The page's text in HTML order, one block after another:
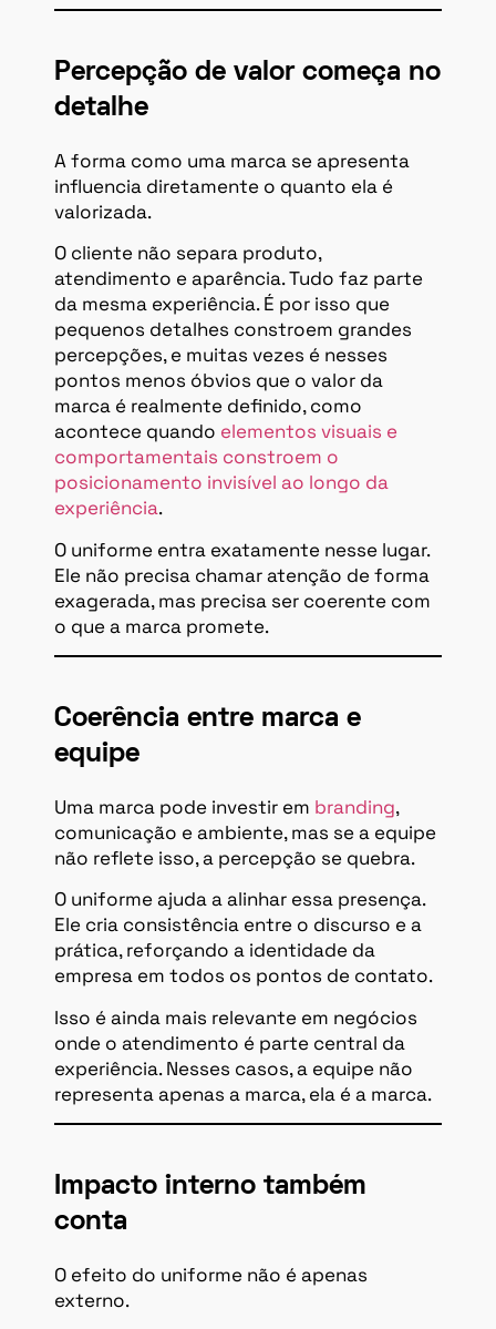
Percepção de valor começa no
detalhe
A forma como uma marca se apresenta
influencia diretamente o quanto ela é
valorizada.
O cliente não separa produto,
atendimento e aparência. Tudo faz parte
da mesma experiência. É por isso que
pequenos detalhes constroem grandes
percepções, e muitas vezes é nesses
pontos menos óbvios que o valor da
marca é realmente definido, como
acontece quando elementos visuais e
comportamentais constroem o
posicionamento invisível ao longo da
experiência.
O uniforme entra exatamente nesse lugar.
Ele não precisa chamar atenção de forma
exagerada, mas precisa ser coerente com
o que a marca promete.
Coerência entre marca e
equipe
Uma marca pode investir em branding,
comunicação e ambiente, mas se a equipe
não reflete isso, a percepção se quebra.
O uniforme ajuda a alinhar essa presença.
Ele cria consistência entre o discurso e a
prática, reforçando a identidade da
empresa em todos os pontos de contato.
Isso é ainda mais relevante em negócios
onde o atendimento é parte central da
experiência. Nesses casos, a equipe não
representa apenas a marca, ela é a marca.
Impacto interno também
conta
O efeito do uniforme não é apenas
externo.